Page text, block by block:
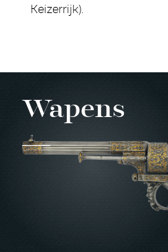
Keizerrijk).
Wapens